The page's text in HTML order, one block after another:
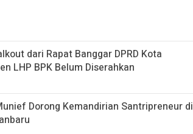
dari Rapat Banggar DPRD Kota
LHP BPK Belum Diserahkan
Dorong Kemandirian Santripreneur di